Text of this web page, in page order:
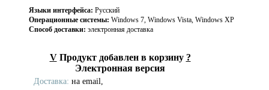
Языки интерфейса: Русский
Операционные системы: Windows 7, Windows Vista, Windows XP
Способ доставки: электронная доставка
V Продукт добавлен в корзину ?
Электронная версия
Доставка: на email,